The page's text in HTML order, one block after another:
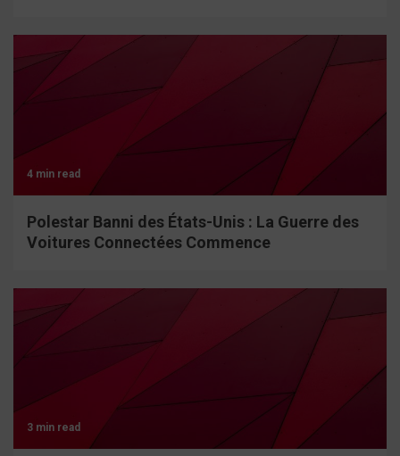
4 min read
Polestar Banni des États-Unis : La Guerre des
Voitures Connectées Commence
3 min read